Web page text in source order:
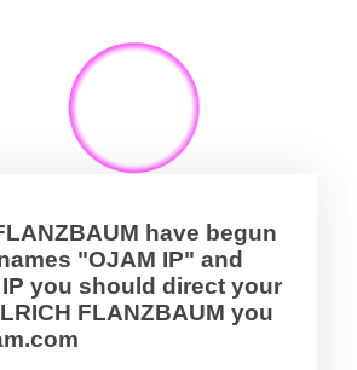
have begun
"OJAM IP" and
you should direct your
FLANZBAUM you